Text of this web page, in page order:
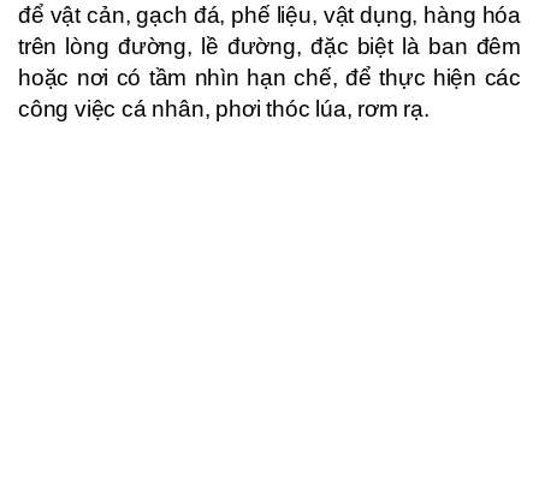
để vật cản, gạch đá, phế liệu, vật dụng, hàng hóa
trên lòng đường, lề đường, đặc biệt là ban đêm
hoặc nơi có tầm nhìn hạn chế, để thực hiện các
công việc cá nhân, phơi thóc lúa, rơm rạ.